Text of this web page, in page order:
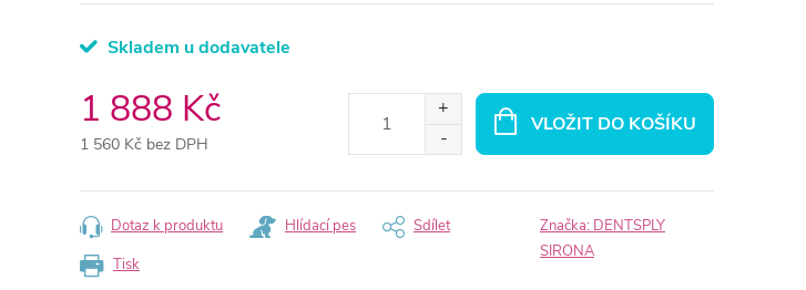
Skladem u dodavatele
1 888 Kč
1 560 Kč bez DPH
cena:
VLOŽIT DO KOŠÍKU
Tisk
Dotaz k produktu Hlídací pes Sdílet Značka: DENTSPLY
SIRONA